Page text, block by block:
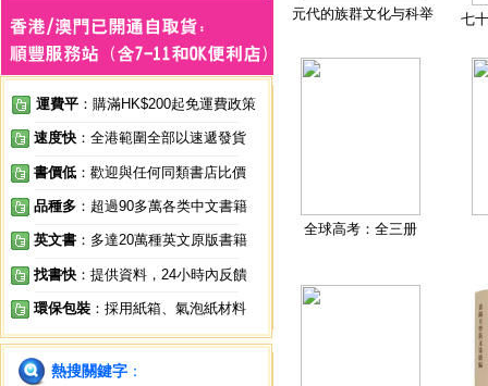
運費平 ：購滿HK$200起免運費政策
速度快 ：全港範圍全部以速遞發貨
書價低 ：歡迎與任何同類書店比價
品種多 ：超過90多萬各类中文書籍
英文書 ：多達20萬種英文原版書籍
找書快 ：提供資料，24小時內反饋
環保包裝 ：採用紙箱、氣泡紙材料
熱搜關鍵字 ：
元代的族群文化与科举 七
全球高考：全三册